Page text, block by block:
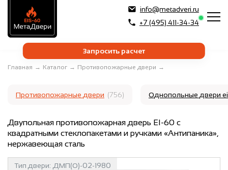
info@metadveri.ru
+7 (495) 411-34-34
Запросить расчет
Главная → Каталог → Противопожарные двери →
Противопожарные двери (756) Однопольные двери
Двупольная противопожарная дверь EI-60 с
квадратными стеклопакетами и ручками «Антипаника»,
нержавеющая сталь
Тип двери: ДМП(О)-02-1980